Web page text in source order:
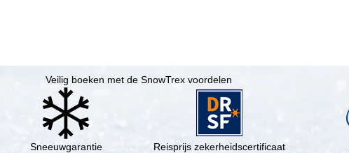
Veilig boeken met de SnowTrex voordelen
Sneeuwgarantie
Reisprijs zekerheidscertificaat